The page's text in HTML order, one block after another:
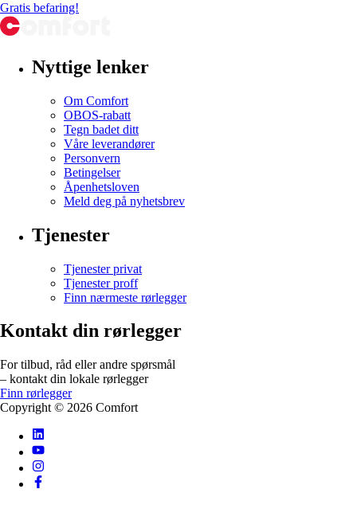
Gratis befaring!
Nyttige lenker
Om Comfort
OBOS-rabatt
Tegn badet ditt
Våre leverandører
Personvern
Betingelser
Åpenhetsloven
Meld deg på nyhetsbrev
Tjenester
Tjenester privat
Tjenester proff
Finn nærmeste rørlegger
Kontakt din rørlegger
For tilbud, råd eller andre spørsmål
– kontakt din lokale rørlegger
Finn rørlegger
Copyright © 2026 Comfort